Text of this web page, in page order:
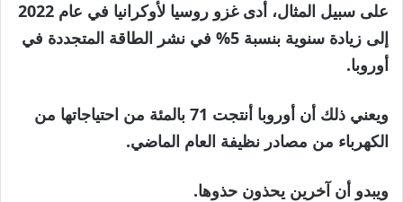
على سبيل المثال، أدى غزو روسيا لأوكرانيا في عام 2022
إلى زيادة سنوية بنسبة 5% في نشر الطاقة المتجددة في
أوروبا.
ويعني ذلك أن أوروبا أنتجت 71 بالمئة من احتياجاتها من
الكهرباء من مصادر نظيفة العام الماضي.
ويبدو أن آخرين يحذون حذوها.